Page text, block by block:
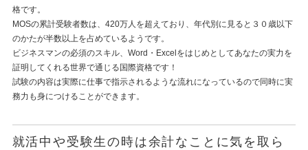
格です。
MOSの累計受験者数は、420万人を超えており、年代別に見ると３０歳以下
のかたが半数以上を占めているようです。
ビジネスマンの必須のスキル、Word・Excelをはじめとしてあなたの実力を
証明してくれる世界で通じる国際資格です！
試験の内容は実際に仕事で指示されるような流れになっているので同時に実
務力も身につけることができます。
就活中や受験生の時は余計なことに気を取ら